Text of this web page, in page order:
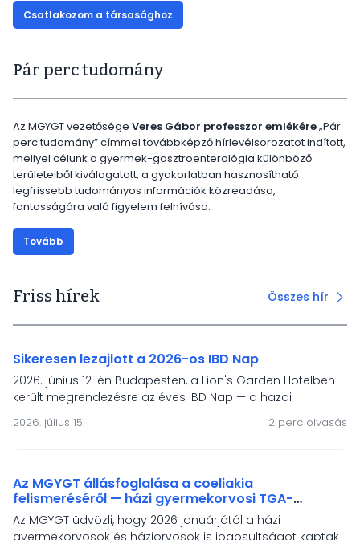
Csatlakozom a társasághoz
Pár perc tudomány
Az MGYGT vezetősége Veres Gábor professzor emlékére„Pár
perc tudomány” címmel továbbképző hírlevélsorozatot indított,
mellyel célunk a gyermek-gasztroenterológia különböző
területeiből kiválogatott, a gyakorlatban hasznosítható
legfrissebb tudományos információk közreadása,
fontosságára való figyelem felhívása.
Tovább
Friss hírek
Sikeresen lezajlott a 2026-os IBD Nap
2026. június 12-én Budapesten, a Lion's Garden Hotelben
került megrendezésre az éves IBD Nap — a hazai
gyermek-gasztroenterológiai IBD-ellátás és a HUPIR
regiszter önkéntes töltőinek fóruma. A rendezvény
életminőségének támogatása állt.
2026. július 15. 2 perc olvasás
Az MGYGT állásfoglalása a coeliakia
felismeréséről — házi gyermekorvosi TGA-
vizsgálati jogosultság és a népességszűrés
igénye
Az MGYGT üdvözli, hogy 2026 januárjától a házi
gyermekorvosok és háziorvosok is jogosultságot kaptak
Összes hír